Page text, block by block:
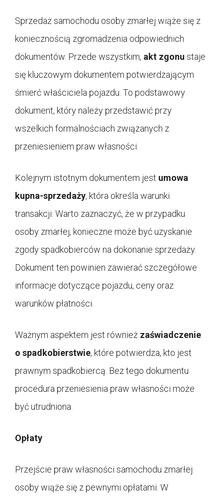
Sprzedaż samochodu osoby zmarłej wiąże się z
koniecznością zgromadzenia odpowiednich
dokumentów. Przede wszystkim, akt zgonu staje
się kluczowym dokumentem potwierdzającym
śmierć właściciela pojazdu. To podstawowy
dokument, który należy przedstawić przy
wszelkich formalnościach związanych z
przeniesieniem praw własności.
Kolejnym istotnym dokumentem jest umowa
kupna-sprzedaży, która określa warunki
transakcji. Warto zaznaczyć, że w przypadku
osoby zmarłej, konieczne może być uzyskanie
zgody spadkobierców na dokonanie sprzedaży.
Dokument ten powinien zawierać szczegółowe
informacje dotyczące pojazdu, ceny oraz
warunków płatności.
Ważnym aspektem jest również zaświadczenie
o spadkobierstwie, które potwierdza, kto jest
prawnym spadkobiercą. Bez tego dokumentu
procedura przeniesienia praw własności może
być utrudniona.
Opłaty
Przejście praw własności samochodu zmarłej
osoby wiąże się z pewnymi opłatami. W